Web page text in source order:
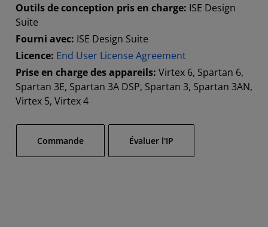
Outils de conception pris en charge: ISE Design
Suite
Fourni avec: ISE Design Suite
Licence: End User License Agreement
Prise en charge des appareils: Virtex 6, Spartan 6,
Spartan 3E, Spartan 3A DSP, Spartan 3, Spartan 3AN,
Virtex 5, Virtex 4
​Commande Évaluer l'IP